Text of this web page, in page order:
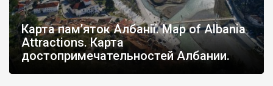
Карта пам’яток Албанії. Map of Albania
Attractions. Карта
достопримечательностей Албании.